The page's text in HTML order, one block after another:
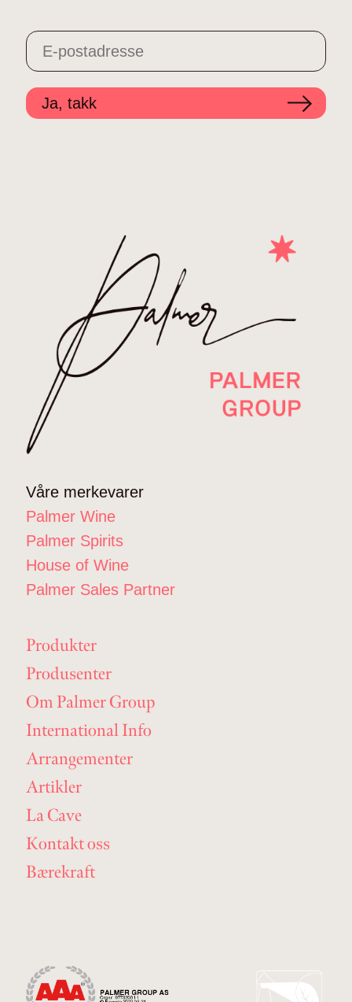
Ja, takk
Våre merkevarer
Palmer Wine
Palmer Spirits
House of Wine
Palmer Sales Partner
Produkter
Produsenter
Om Palmer Group
International Info
Arrangementer
Artikler
La Cave
Kontakt oss
Bærekraft